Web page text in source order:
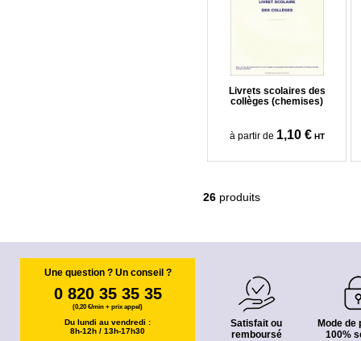
Livrets scolaires des
collèges (chemises)
à partir de 1,10 € HT
26 produits
Une question ? Un conseil ?
0 820 35 35 35
(0,20 €/min + prix appel)
Du lundi au vendredi :
8h-12h / 13h-17h30
Satisfait ou
remboursé
Mode de
100%